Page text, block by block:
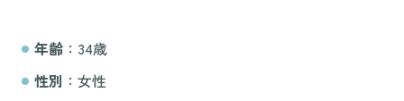
年齢 ：34歳
性別 ：女性